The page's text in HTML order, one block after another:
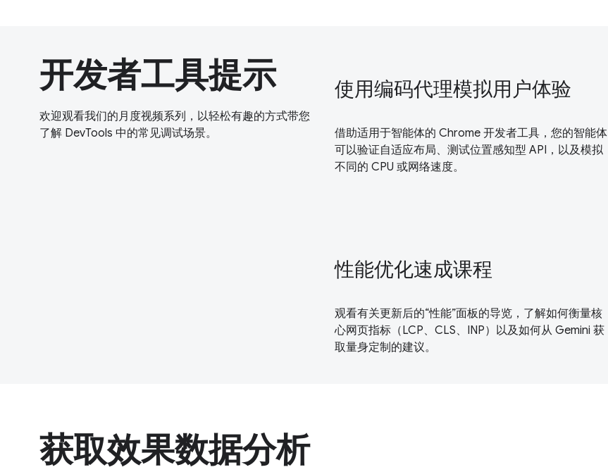
开发者工具提示
欢迎观看我们的月度视频系列，以轻松有趣的方式带您
了解 DevTools 中的常见调试场景。
使用编码代理模拟用户体验
借助适用于智能体的 Chrome 开发者工具，您的智能体
可以验证自适应布局、测试位置感知型 API，以及模拟
不同的 CPU 或网络速度。
性能优化速成课程
观看有关更新后的“性能”面板的导览，了解如何衡量核
心网页指标（LCP、CLS、INP）以及如何从 Gemini 获
取量身定制的建议。
获取效果数据分析